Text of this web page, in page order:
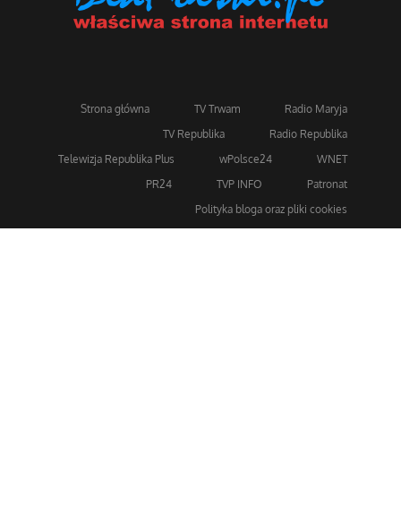
Strona główna TV Trwam
Radio Maryja
TV Republika
Radio Republika
Telewizja Republika Plus
wPolsce24
WNET
PR24
TVP INFO
Patronat
Polityka bloga oraz pliki cookies